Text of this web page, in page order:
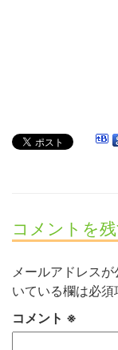
コメントを
メールアドレスが
いている欄は必須
コメント ※